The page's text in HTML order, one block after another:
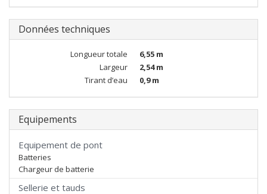
Données techniques
Longueur totale
6,55 m
Largeur
2,54 m
Tirant d’eau
0,9 m
Equipements
Equipement de pont
Batteries
Chargeur de batterie
Sellerie et tauds